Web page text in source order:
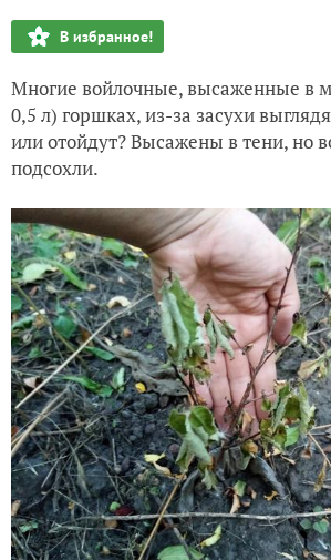
В избранное!
Многие войлочные, высаженные в
0,5 л) горшках, из-за засухи
или отойдут? Высажены в тени, но
подсохли.